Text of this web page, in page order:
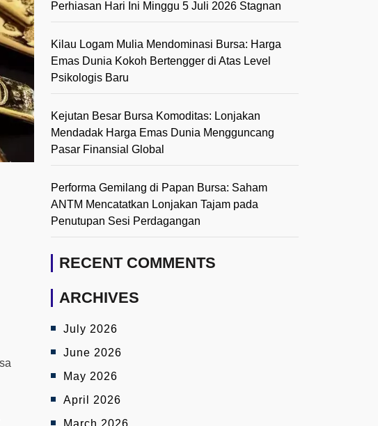
Perhiasan Hari Ini Minggu 5 Juli 2026 Stagnan
Kilau Logam Mulia Mendominasi Bursa: Harga
Emas Dunia Kokoh Bertengger di Atas Level
Psikologis Baru
Kejutan Besar Bursa Komoditas: Lonjakan
Mendadak Harga Emas Dunia Mengguncang
Pasar Finansial Global
Performa Gemilang di Papan Bursa: Saham
ANTM Mencatatkan Lonjakan Tajam pada
Penutupan Sesi Perdagangan
RECENT COMMENTS
ARCHIVES
July 2026
June 2026
May 2026
April 2026
March 2026